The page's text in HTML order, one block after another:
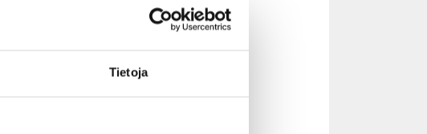
Tietoja